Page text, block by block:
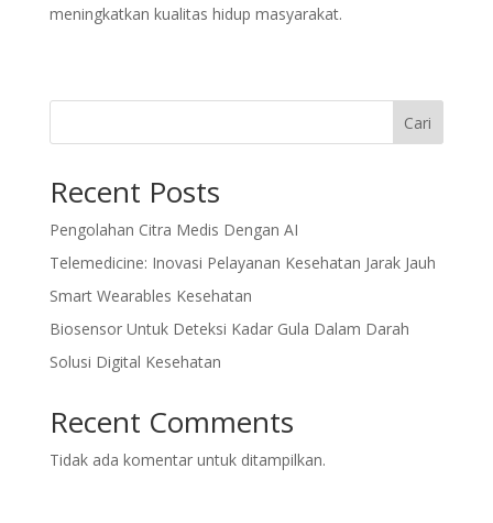
meningkatkan kualitas hidup masyarakat.
Cari
Recent Posts
Pengolahan Citra Medis Dengan AI
Telemedicine: Inovasi Pelayanan Kesehatan Jarak Jauh
Smart Wearables Kesehatan
Biosensor Untuk Deteksi Kadar Gula Dalam Darah
Solusi Digital Kesehatan
Recent Comments
Tidak ada komentar untuk ditampilkan.